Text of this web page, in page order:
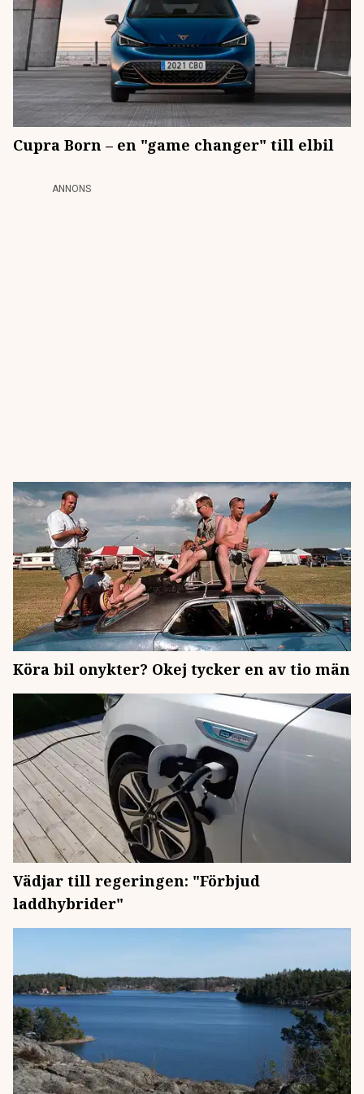
Cupra Born – en "game changer" till elbil
ANNONS
Köra bil onykter? Okej tycker en av tio män
Vädjar till regeringen: "Förbjud
laddhybrider"